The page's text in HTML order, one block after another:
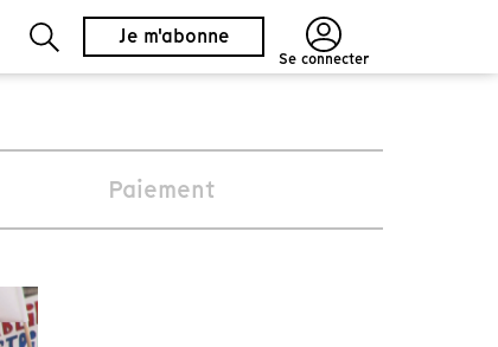
Je m'abonne
Se connecter
Paiement